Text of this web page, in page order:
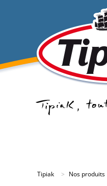
Tipiak Nos produits